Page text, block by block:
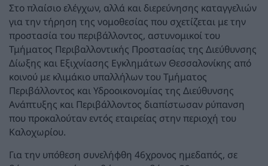
Στο πλαίσιο ελέγχων, αλλά και διερεύνησης καταγγελιών
για την τήρηση της νομοθεσίας που σχετίζεται με την
προστασία του περιβάλλοντος, αστυνομικοί του
Τμήματος Περιβαλλοντικής Προστασίας της Διεύθυνσης
Δίωξης και Εξιχνίασης Εγκλημάτων Θεσσαλονίκης από
κοινού με κλιμάκιο υπαλλήλων του Τμήματος
Περιβάλλοντος και Υδροοικονομίας της Διεύθυνσης
Ανάπτυξης και Περιβάλλοντος διαπίστωσαν ρύπανση
που προκαλούταν εντός εταιρείας στην περιοχή του
Καλοχωρίου.
Για την υπόθεση συνελήφθη 46χρονος ημεδαπός, σε